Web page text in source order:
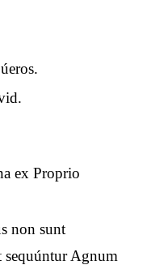
ex Proprio
non sunt
Agnum